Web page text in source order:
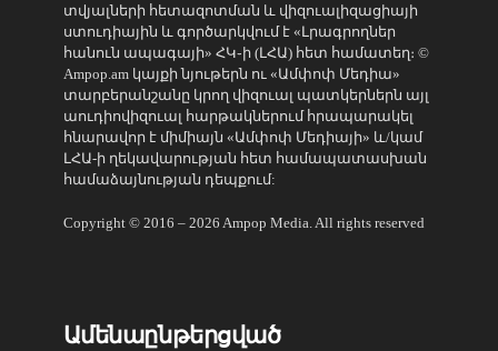
տվյալների հետազոտման և վիզուալիզացիայի
ստուդիային և գործարկվում է «Լրագրողներ
հանուն ապագայի» ՀԿ֊ի (ԼՀԱ) հետ համատեղ։ ©
Ampop.am կայքի նյութերն ու «Ամփոփ Մեդիա»
տարբերանշանը կրող վիզուալ պատկերներն այլ
աուդիովիզուալ հարթակներում հրապարակել
հնարավոր է միմիայն «Ամփոփ Մեդիայի» և/կամ
ԼՀԱ-ի ղեկավարության հետ համապատասխան
համաձայնության դեպքում:
Copyright © 2016 – 2026 Ampop Media. All rights reserved
Ամենաընթերցված